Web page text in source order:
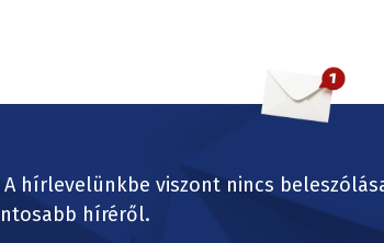
A hírlevelünkbe viszont nincs
híréről.